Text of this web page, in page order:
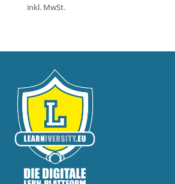
inkl. MwSt.